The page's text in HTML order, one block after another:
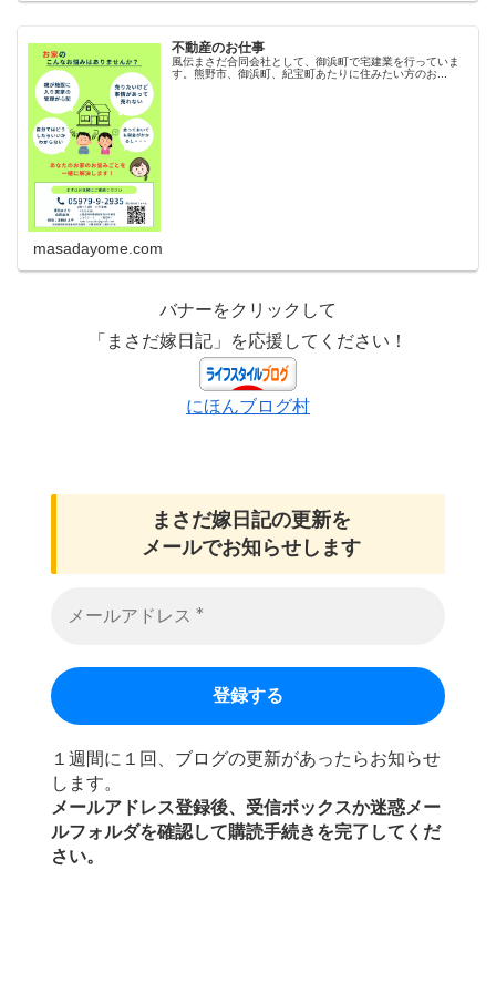
不動産のお仕事
風伝まさだ合同会社として、御浜町で宅建業を行っていま
す。熊野市、御浜町、紀宝町あたりに住みたい方のお...
masadayome.com
バナーをクリックして
「まさだ嫁日記」を応援してください！
にほんブログ村
まさだ嫁日記の更新を
メールでお知らせします
１週間に１回、ブログの更新があったらお知らせ
します。
メールアドレス登録後、受信ボックスか迷惑メー
ルフォルダを確認して購読手続きを完了してくだ
さい。